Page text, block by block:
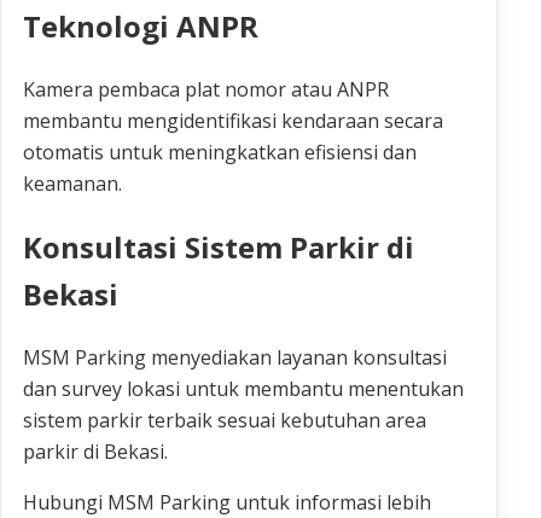
Teknologi ANPR
Kamera pembaca plat nomor atau ANPR
membantu mengidentifikasi kendaraan secara
otomatis untuk meningkatkan efisiensi dan
keamanan.
Konsultasi Sistem Parkir di
Bekasi
MSM Parking menyediakan layanan konsultasi
dan survey lokasi untuk membantu menentukan
sistem parkir terbaik sesuai kebutuhan area
parkir di Bekasi.
Hubungi MSM Parking untuk informasi lebih